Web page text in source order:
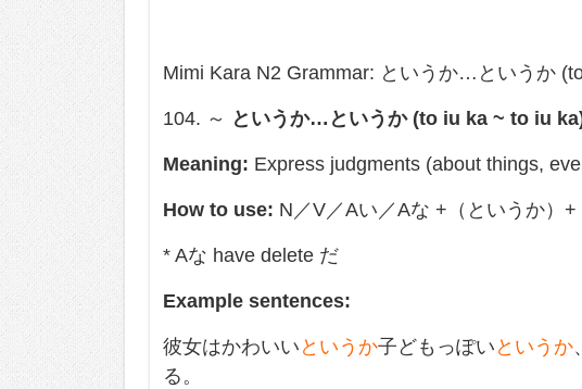
Mimi Kara N2 Grammar: というか…というか
104. ～ というか…というか (to iu ka ~ to iu
Meaning: Express judgments (about things,
How to use: N／V／Aい／Aな +（というか）+
* Aな have delete だ
Example sentences:
彼女はかわいい というか子どもっぽい というか
る。